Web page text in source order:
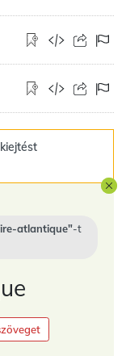
atlantique -t